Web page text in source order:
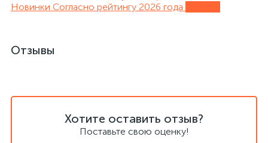
Новинки Согласно рейтингу 2026 года
Отзывы
Хотите оставить отзыв?
Поставьте свою оценку!